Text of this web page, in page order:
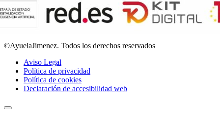
©AyuelaJimenez. Todos los derechos reservados
Aviso Legal
Política de privacidad
Política de cookies
Declaración de accesibilidad web